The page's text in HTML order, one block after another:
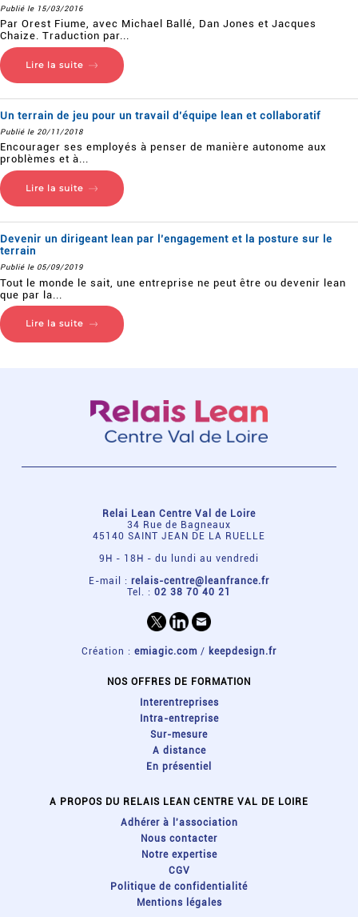
Publié le 15/03/2016
Par Orest Fiume, avec Michael Ballé, Dan Jones et Jacques
Chaize. Traduction par...
Lire la suite
Un terrain de jeu pour un travail d’équipe lean et collaboratif
Publié le 20/11/2018
Encourager ses employés à penser de manière autonome aux
problèmes et à...
Lire la suite
Devenir un dirigeant lean par l’engagement et la posture sur le
terrain
Publié le 05/09/2019
Tout le monde le sait, une entreprise ne peut être ou devenir lean
que par la...
Lire la suite
Relai Lean Centre Val de Loire
34 Rue de Bagneaux
45140 SAINT JEAN DE LA RUELLE
9H - 18H - du lundi au vendredi
E-mail : relais-centre@leanfrance.fr
Tel. : 02 38 70 40 21
Création : emiagic.com / keepdesign.fr
NOS OFFRES DE FORMATION
Interentreprises
Intra-entreprise
Sur-mesure
A distance
En présentiel
A PROPOS DU RELAIS LEAN CENTRE VAL DE LOIRE
Adhérer à l'association
Nous contacter
Notre expertise
CGV
Politique de confidentialité
Mentions légales